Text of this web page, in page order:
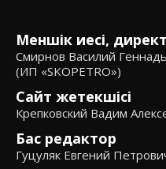
Меншік иесі,
Смирнов Василий
(ИП «SKOPETRO»)
Сайт жетекшісі
Крепковский Вадим
Бас редактор
Гуцуляк Евгений